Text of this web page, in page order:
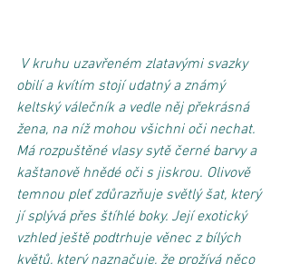
V kruhu uzavřeném zlatavými svazky
obilí a kvítím stojí udatný a známý
keltský válečník a vedle něj překrásná
žena, na níž mohou všichni oči nechat.
Má rozpuštěné vlasy sytě černé barvy a
kaštanově hnědé oči s jiskrou. Olivově
temnou pleť zdůrazňuje světlý šat, který
jí splývá přes štíhlé boky. Její exotický
vzhled ještě podtrhuje věnec z bílých
květů, který naznačuje, že prožívá něco